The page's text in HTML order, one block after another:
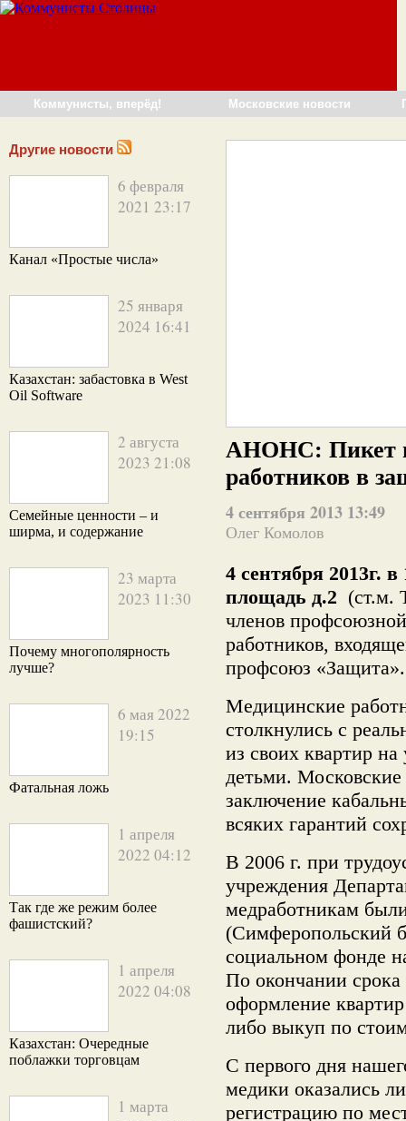
Коммунисты, вперёд! Московские новости
Другие новости
6 февраля
2021 23:17
Канал «Простые числа»
25 января
2024 16:41
Казахстан: забастовка в West
Oil Software
2 августа
2023 21:08
Семейные ценности – и
ширма, и содержание
23 марта
2023 11:30
Почему многополярность
лучше?
6 мая 2022
19:15
Фатальная ложь
1 апреля
2022 04:12
Так где же режим более
фашистский?
1 апреля
2022 04:08
Казахстан: Очередные
поблажки торговцам
1 марта
АНОНС: Пикет
работников в
4 сентября 2013 13:49
Олег Комолов
4 сентября 2013г.
площадь д.2 (ст.м.
членов
работников,
профсоюз «Защита».
Медицинские
столкнулись с
из своих квартир
детьми.
заключение
всяких гарантий
В 2006 г. при
учреждения
медработникам
(Симферопольский
социальном фонде
По окончании
оформление
либо выкуп по
С первого дня
медики оказались
регистрацию по